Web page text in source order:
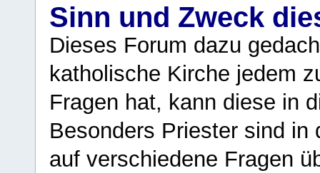
Sinn und Zweck
Dieses Forum dazu
katholische Kirche jedem
Fragen hat, kann diese in
Besonders Priester sind in
auf verschiedene Fragen